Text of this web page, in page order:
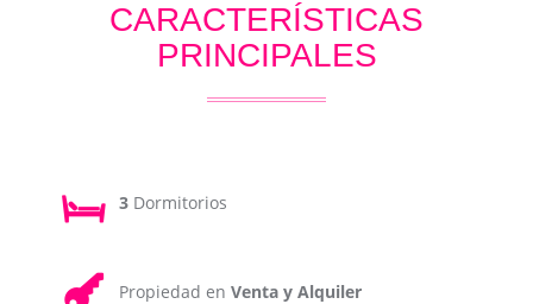
CARACTERÍSTICAS
PRINCIPALES
3 Dormitorios
Propiedad en Venta y Alquiler